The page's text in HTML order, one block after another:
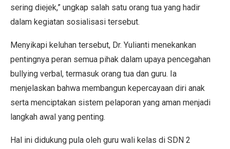
sering diejek,” ungkap salah satu orang tua yang hadir
dalam kegiatan sosialisasi tersebut.
Menyikapi keluhan tersebut, Dr. Yulianti menekankan
pentingnya peran semua pihak dalam upaya pencegahan
bullying verbal, termasuk orang tua dan guru. Ia
menjelaskan bahwa membangun kepercayaan diri anak
serta menciptakan sistem pelaporan yang aman menjadi
langkah awal yang penting.
Hal ini didukung pula oleh guru wali kelas di SDN 2